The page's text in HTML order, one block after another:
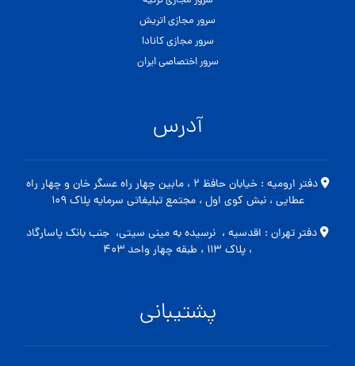
سرور مجازی اتریش
سرور مجازی کانادا
سرور اختصاصی ایران
آدرس
دفتر ارومیه : خیابان حافظ ۲ ، مابین چهار راه عسگر خان و چهار راه
عطایی ، نبش کوی اول ، مجتمع تبلیغاتی سرمایه پلاک ۱۰۹
دفتر تهران : اقدسیه ، نرسیده به مینی سیتی، جنب بانک پاسارگاد
، پلاک ۱۱۳ ، طبقه چهار واحد ۴۰۳
پشتیبانی